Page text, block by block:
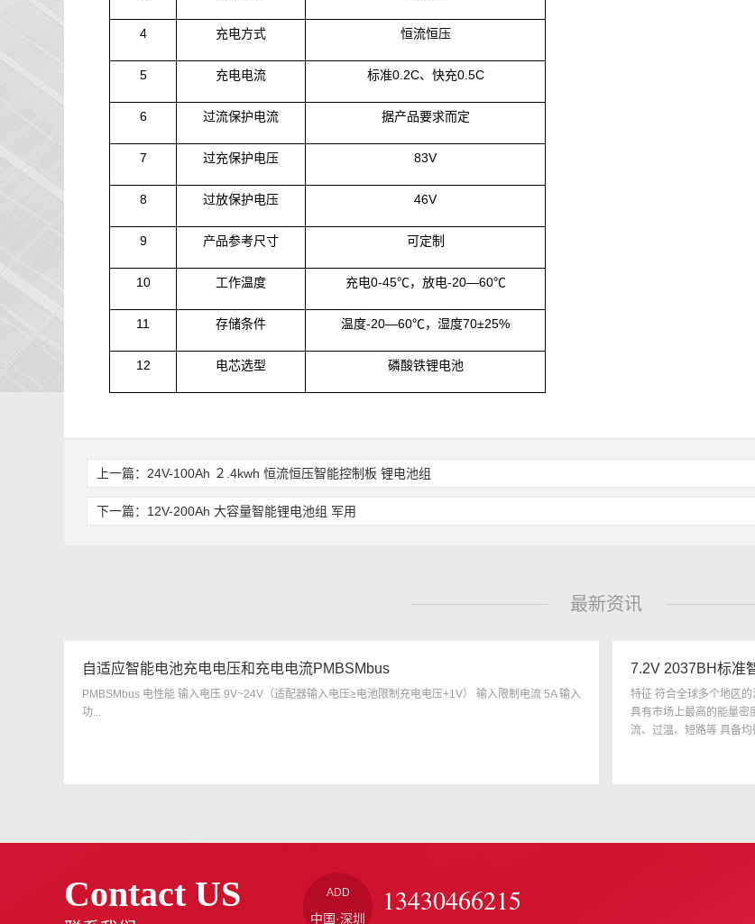
4 充电方式 恒流恒压
5 充电电流 标准0.2C、快充0.5C
6 过流保护电流 据产品要求而定
7 过充保护电压 83V
8 过放保护电压 46V
9 产品参考尺寸 可定制
10 工作温度 充电0-45℃，放电-20—60℃
11 存储条件 温度-20—60℃，湿度70±25%
12 电芯选型 磷酸铁锂电池
上一篇： 24V-100Ah ２.4kwh 恒流恒压智能控制板 锂电池组
下一篇： 12V-200Ah 大容量智能锂电池组 军用
最新资讯
自适应智能电池充电电压和充电电流PMBSMbus
PMBSMbus 电性能 输入电压 9V~24V（适配器输入电压≥电池限制充电电压+1V） 输入限制电流 5A 输入
功...
7.2V 2037BH标准
特征 符合全球多个地区
具有市场上最高的能量密
流、过温、短路等 具备
Contact US ADD
中国·深圳
13430466215